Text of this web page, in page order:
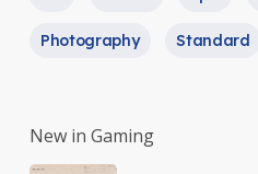
Photography Standard
New in Gaming